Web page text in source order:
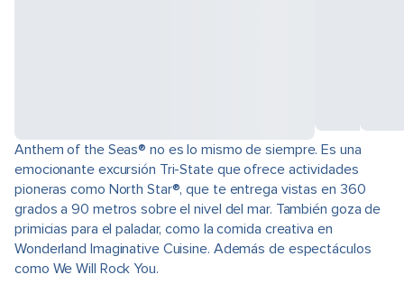
Anthem of the Seas® no es lo mismo de siempre. Es una
emocionante excursión Tri-State que ofrece actividades
pioneras como North Star®, que te entrega vistas en 360
grados a 90 metros sobre el nivel del mar. También goza de
primicias para el paladar, como la comida creativa en
Wonderland Imaginative Cuisine. Además de espectáculos
como We Will Rock You.